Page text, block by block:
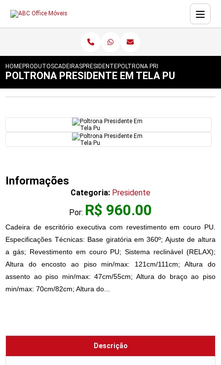
HOMEPRODUTOSCADEIRASPRESIDENTEPOLTRONA PRESIDENTE EM TELA PU
POLTRONA PRESIDENTE EM TELA PU
Informações
Categoria: Presidente
Por: R$ 960.00
Cadeira de escritório executiva com revestimento em couro PU.
Especificações Técnicas: Base giratória em 360º; Ajuste de altura
a gás; Revestimento em couro PU; Sistema reclinável (RELAX);
Altura do encosto ao piso min/max: 121cm/111cm; Altura do
assento ao piso min/max: 47cm/55cm; Altura do braço ao piso
min/max: 70cm/82cm; Altura do...
Descrição